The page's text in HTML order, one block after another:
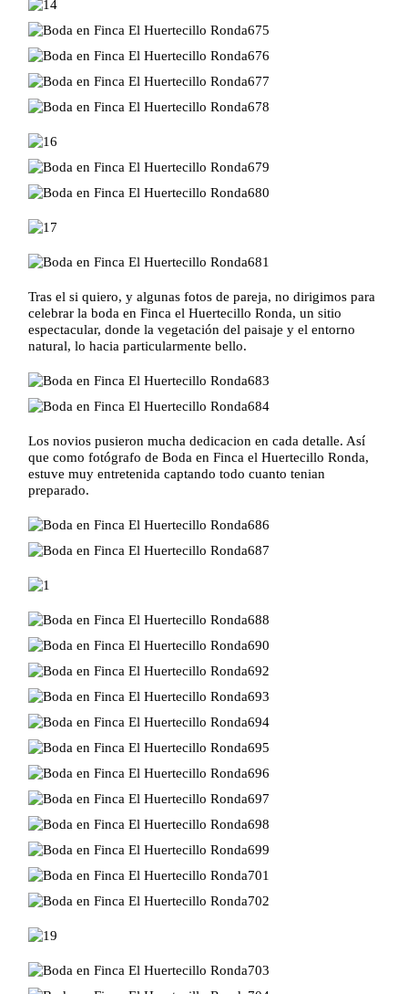
Tras el si quiero, y algunas fotos de pareja, no dirigimos para
celebrar la boda en Finca el Huertecillo Ronda, un sitio
espectacular, donde la vegetación del paisaje y el entorno
natural, lo hacia particularmente bello.
Los novios pusieron mucha dedicacion en cada detalle. Así
que como fotógrafo de Boda en Finca el Huertecillo Ronda,
estuve muy entretenida captando todo cuanto tenian
preparado.